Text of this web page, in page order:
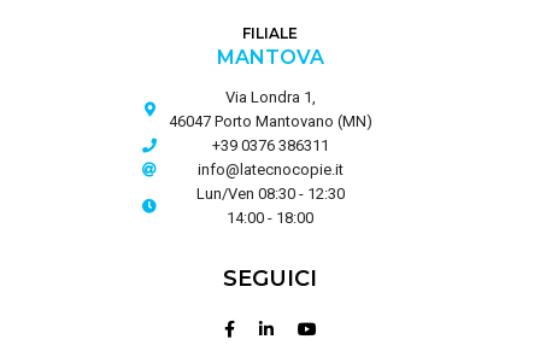
FILIALE
MANTOVA
Via Londra 1,
46047 Porto Mantovano (MN)
+39 0376 386311
info@latecnocopie.it
Lun/Ven 08:30 - 12:30
14:00 - 18:00
SEGUICI